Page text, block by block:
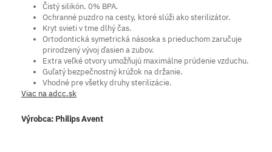
Čistý silikón. 0% BPA.
Ochranné puzdro na cesty, ktoré slúži ako sterilizátor.
Kryt svieti v tme dlhý čas.
Ortodontická symetrická násoska s prieduchom zaručuje
prirodzený vývoj ďasien a zubov.
Extra veľké otvory umožňujú maximálne prúdenie vzduchu.
Guľatý bezpečnostný krúžok na držanie.
Vhodné pre všetky druhy sterilizácie.
Viac na adcc.sk
Výrobca: Philips Avent